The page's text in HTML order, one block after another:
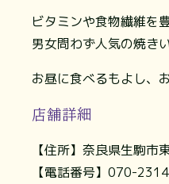
ビタミンや食物繊維を
男女問わず人気の焼きい
お昼に食べるもよし、
店舗詳細
【住所】奈良県生駒
【電話番号】070-